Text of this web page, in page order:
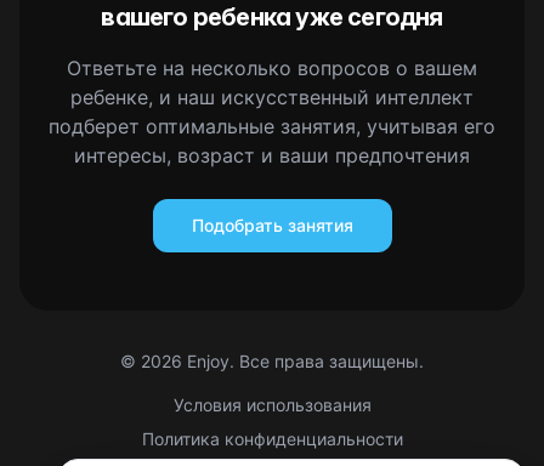
вашего ребенка уже сегодня
Ответьте на несколько вопросов о вашем
ребенке, и наш искусственный интеллект
подберет оптимальные занятия, учитывая его
интересы, возраст и ваши предпочтения
Подобрать занятия
© 2026 Enjoy. Все права защищены.
Условия использования
Политика конфиденциальности